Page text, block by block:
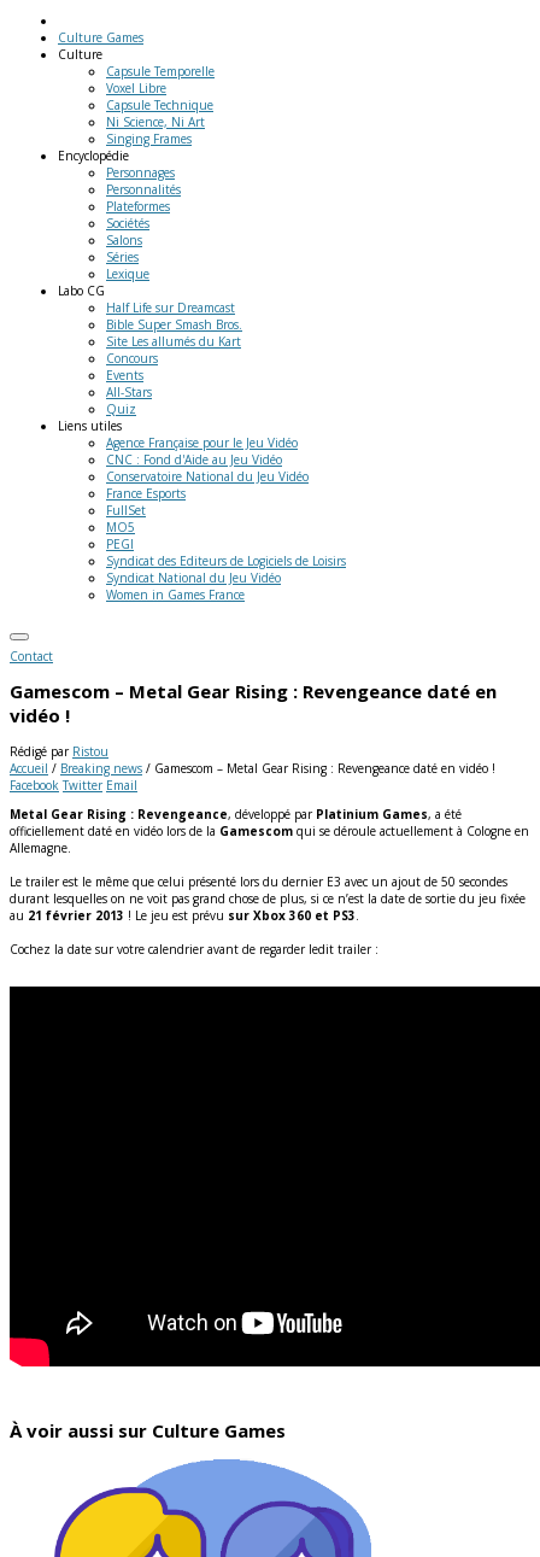
Culture Games
Culture
Capsule Temporelle
Voxel Libre
Capsule Technique
Ni Science, Ni Art
Singing Frames
Encyclopédie
Personnages
Personnalités
Plateformes
Sociétés
Salons
Séries
Lexique
Labo CG
Half Life sur Dreamcast
Bible Super Smash Bros.
Site Les allumés du Kart
Concours
Events
All-Stars
Quiz
Liens utiles
Agence Française pour le Jeu Vidéo
CNC : Fond d'Aide au Jeu Vidéo
Conservatoire National du Jeu Vidéo
France Esports
FullSet
MO5
PEGI
Syndicat des Editeurs de Logiciels de Loisirs
Syndicat National du Jeu Vidéo
Women in Games France
Contact
Gamescom – Metal Gear Rising : Revengeance daté en
vidéo !
Rédigé par Ristou
Accueil / Breaking news / Gamescom – Metal Gear Rising : Revengeance daté en vidéo !
Facebook Twitter Email
Metal Gear Rising : Revengeance, développé par Platinium Games, a été
officiellement daté en vidéo lors de la Gamescom qui se déroule actuellement à Cologne en
Allemagne.
Le trailer est le même que celui présenté lors du dernier E3 avec un ajout de 50 secondes
durant lesquelles on ne voit pas grand chose de plus, si ce n’est la date de sortie du jeu fixée
au 21 février 2013 ! Le jeu est prévu sur Xbox 360 et PS3.
Cochez la date sur votre calendrier avant de regarder ledit trailer :
À voir aussi sur Culture Games